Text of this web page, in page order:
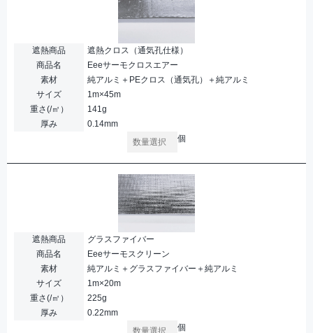
遮熱商品
遮熱クロス（通気孔仕様）
商品名
Eeeサーモクロスエアー
素材
純アルミ＋PEクロス（通気孔）＋純アルミ
サイズ
1m×45m
重さ(/㎡）
141g
厚み
0.14mm
個
遮熱商品
グラスファイバー
商品名
Eeeサーモスクリーン
素材
純アルミ＋グラスファイバー＋純アルミ
サイズ
1m×20m
重さ(/㎡）
225g
厚み
0.22mm
個